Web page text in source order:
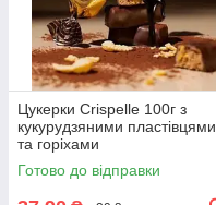
Цукерки Crispelle 100г з
кукурудзяними пластівцями
та горіхами
Готово до відправки